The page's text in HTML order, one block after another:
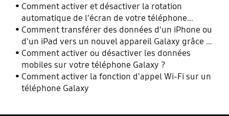
Comment activer et désactiver la rotation
automatique de l'écran de votre téléphone
Galaxy ?
Comment transférer des données d'un iPhone ou
d'un iPad vers un nouvel appareil Galaxy grâce à
Smart Switch ?
Comment activer ou désactiver les données
mobiles sur votre téléphone Galaxy ?
Comment activer la fonction d'appel Wi-Fi sur un
téléphone Galaxy